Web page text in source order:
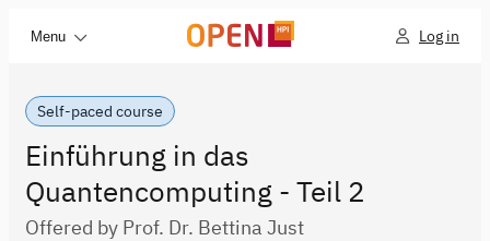
Menu Log in
Self-paced course
Einführung in das
Quantencomputing - Teil 2
Offered by Prof. Dr. Bettina Just